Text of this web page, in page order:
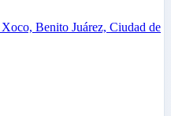
Benito Juárez, Ciudad de